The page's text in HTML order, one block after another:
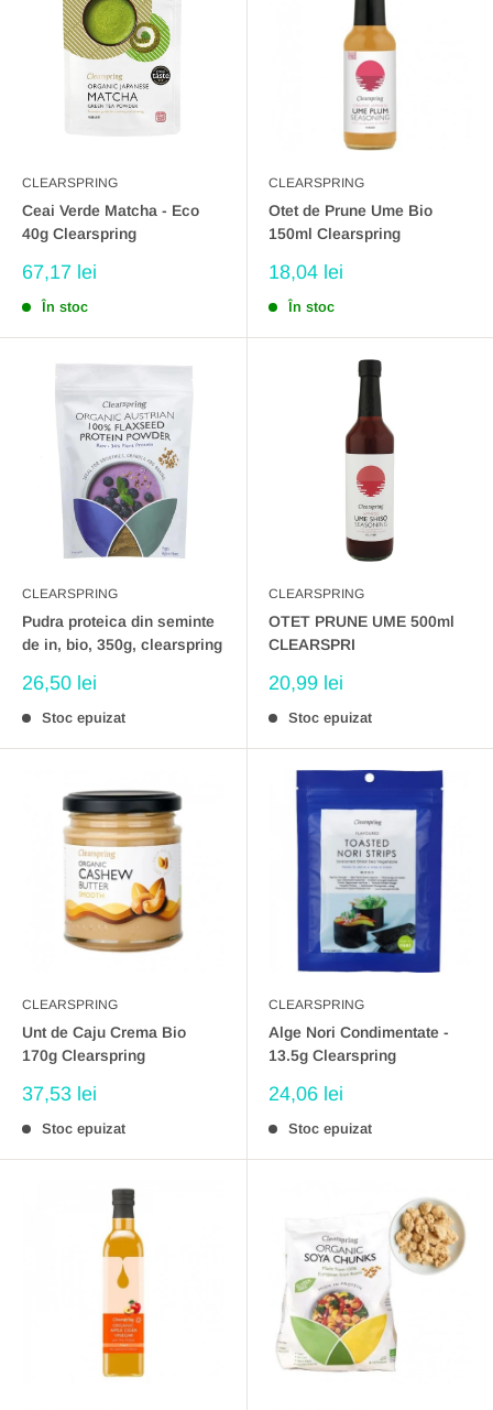
CLEARSPRING
Ceai Verde Matcha - Eco
40g Clearspring
Preț
67,17 lei
În stoc
CLEARSPRING
Otet de Prune Ume Bio
150ml Clearspring
Preț
18,04 lei
În stoc
CLEARSPRING
Pudra proteica din seminte
de in, bio, 350g, clearspring
Preț
26,50 lei
Stoc epuizat
CLEARSPRING
OTET PRUNE UME 500ml
CLEARSPRI
Preț
20,99 lei
Stoc epuizat
CLEARSPRING
Unt de Caju Crema Bio
170g Clearspring
Preț
37,53 lei
Stoc epuizat
CLEARSPRING
Alge Nori Condimentate -
13.5g Clearspring
Preț
24,06 lei
Stoc epuizat